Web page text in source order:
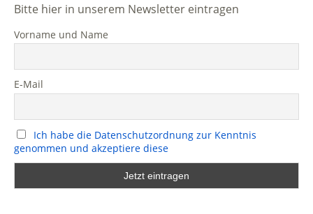
Bitte hier in unserem Newsletter eintragen
Vorname und Name
E-Mail
Ich habe die Datenschutzordnung zur Kenntnis
genommen und akzeptiere diese